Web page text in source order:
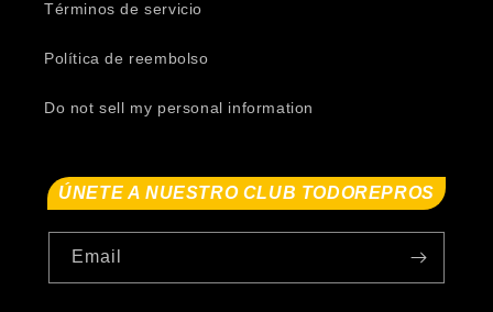
Términos de servicio
Política de reembolso
Do not sell my personal information
ÚNETE A NUESTRO CLUB TODOREPROS
Email